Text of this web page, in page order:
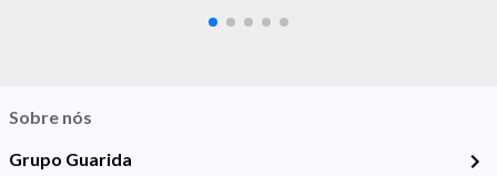
Sobre nós
Grupo Guarida